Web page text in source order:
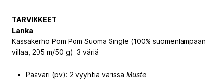
TARVIKKEET
Lanka
Kässäkerho Pom Pom Suoma Single (100% suomenlampaan
villaa, 205 m/50 g), 3 väriä
Pääväri (pv): 2 vyyhtiä värissä Muste